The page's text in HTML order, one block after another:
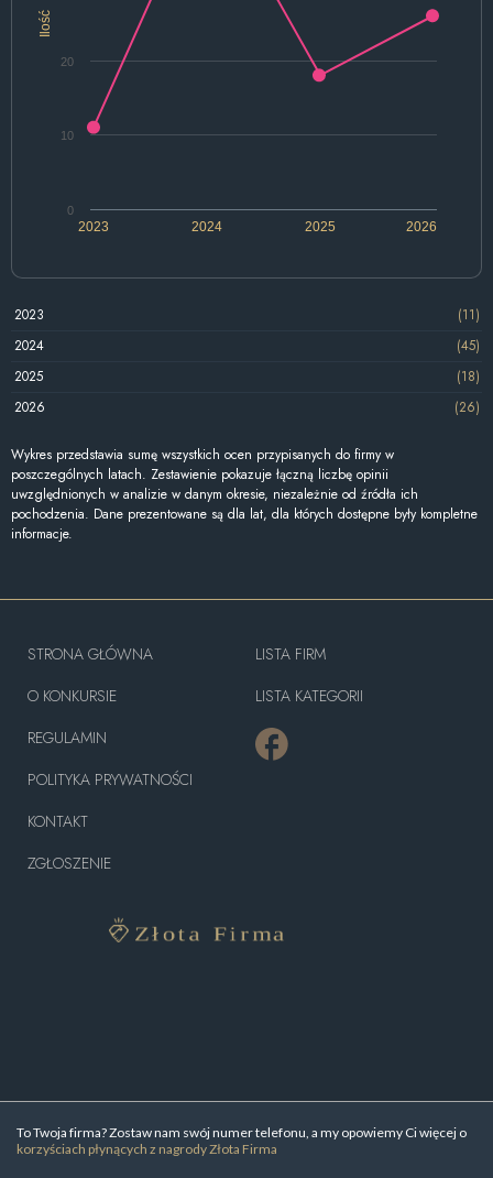
Ilość
2024 2026
2023 2025
0
10
20
2023
(11)
2024
(45)
2025
(18)
2026
(26)
Wykres przedstawia sumę wszystkich ocen przypisanych do firmy w
poszczególnych latach. Zestawienie pokazuje łączną liczbę opinii
uwzględnionych w analizie w danym okresie, niezależnie od źródła ich
pochodzenia. Dane prezentowane są dla lat, dla których dostępne były kompletne
informacje.
To Twoja firma? Zostaw nam swój numer telefonu, a my opowiemy Ci więcej o
korzyściach płynących z nagrody Złota Firma
STRONA GŁÓWNA
O KONKURSIE
REGULAMIN
POLITYKA PRYWATNOŚCI
KONTAKT
ZGŁOSZENIE
LISTA FIRM
LISTA KATEGORII